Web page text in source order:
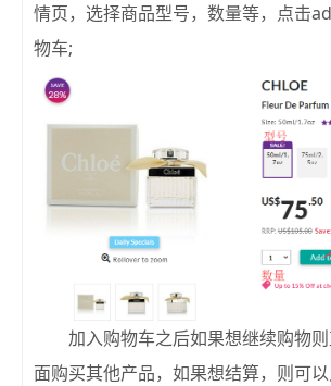
情页，选择商品型号，数量等，点击
物车;
加入购物车之后如果想继续购物
面购买其他产品，如果想结算，则可